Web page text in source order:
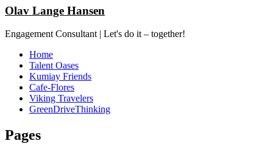
Olav Lange Hansen
Engagement Consultant | Let's do it – together!
Home
Talent Oases
Kumiay Friends
Cafe-Flores
Viking Travelers
GreenDriveThinking
Pages